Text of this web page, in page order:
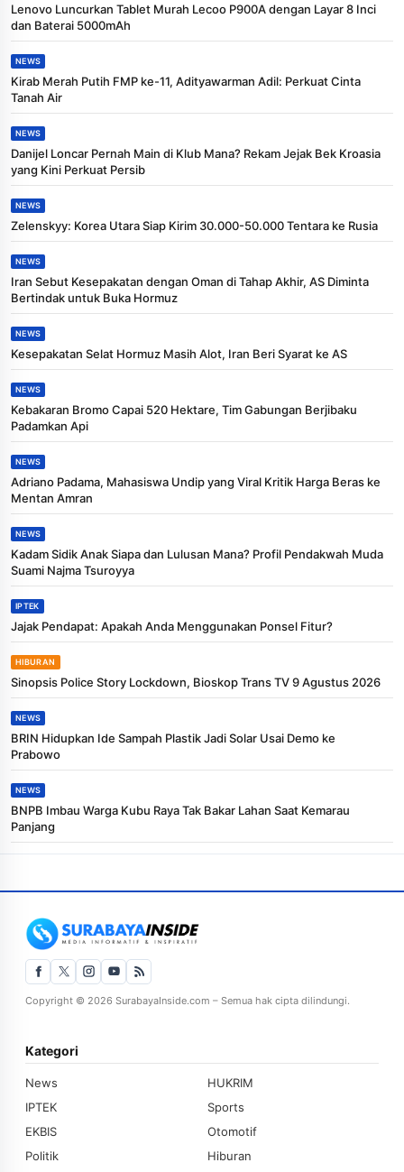
Lenovo Luncurkan Tablet Murah Lecoo P900A dengan Layar 8 Inci
dan Baterai 5000mAh
NEWS
Kirab Merah Putih FMP ke-11, Adityawarman Adil: Perkuat Cinta
Tanah Air
NEWS
Danijel Loncar Pernah Main di Klub Mana? Rekam Jejak Bek Kroasia
yang Kini Perkuat Persib
NEWS
Zelenskyy: Korea Utara Siap Kirim 30.000-50.000 Tentara ke Rusia
NEWS
Iran Sebut Kesepakatan dengan Oman di Tahap Akhir, AS Diminta
Bertindak untuk Buka Hormuz
NEWS
Kesepakatan Selat Hormuz Masih Alot, Iran Beri Syarat ke AS
NEWS
Kebakaran Bromo Capai 520 Hektare, Tim Gabungan Berjibaku
Padamkan Api
NEWS
Adriano Padama, Mahasiswa Undip yang Viral Kritik Harga Beras ke
Mentan Amran
NEWS
Kadam Sidik Anak Siapa dan Lulusan Mana? Profil Pendakwah Muda
Suami Najma Tsuroyya
IPTEK
Jajak Pendapat: Apakah Anda Menggunakan Ponsel Fitur?
HIBURAN
Sinopsis Police Story Lockdown, Bioskop Trans TV 9 Agustus 2026
NEWS
BRIN Hidupkan Ide Sampah Plastik Jadi Solar Usai Demo ke
Prabowo
NEWS
BNPB Imbau Warga Kubu Raya Tak Bakar Lahan Saat Kemarau
Panjang
Copyright © 2026 SurabayaInside.com – Semua hak cipta dilindungi.
Kategori
News
HUKRIM
IPTEK
Sports
EKBIS
Otomotif
Politik
Hiburan